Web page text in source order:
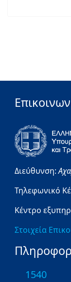
Διεύθυνση:
Τηλεφωνικό
Κέντρο
Στοιχεία
1540